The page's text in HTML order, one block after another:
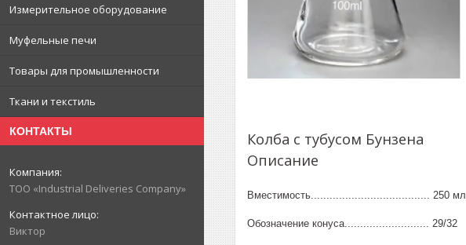
Измерительное оборудование
Муфельные печи
Товары для промышленности
Ткани и текстиль
КОНТАКТЫ
ТОО «Industrial Deliveries Company»
Виктор
Колба с тубусом Бунзена
Описание
Вместимость...................................... 250 мл
Обозначение конуса........................... 29/32